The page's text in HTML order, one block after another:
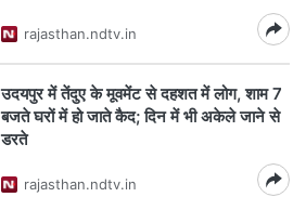
rajasthan.ndtv.in
उदयपुर में तेंदुए के मूवमेंट से दहशत में लोग, शाम 7
बजते घरों में हो जाते कैद; दिन में भी अकेले जाने से
डरते
rajasthan.ndtv.in